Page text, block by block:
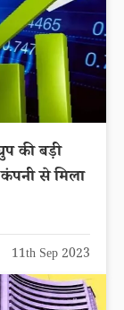
की बड़ी
कंपनी से मिला
11th Sep 2023